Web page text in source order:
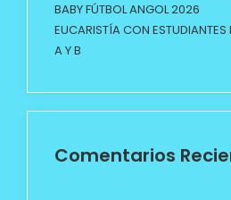
BABY FÚTBOL ANGOL 2026
EUCARISTÍA CON
A Y B
Comentarios